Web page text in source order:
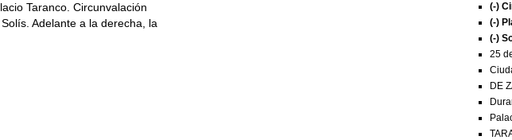
Taranco. Circunvalación
Adelante a la derecha, la
(-)
(-)
(-)
25
DE